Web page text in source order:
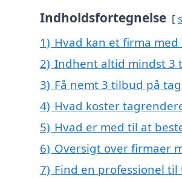
Indholdsfortegnelse
1) Hvad kan et firma
2) Indhent altid mindst 3
3) Få nemt 3 tilbud på
4) Hvad koster
5) Hvad er med til at
6) Oversigt over firmaer
7) Find en professionel